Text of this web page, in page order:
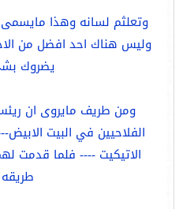
وتعلثم لسانه وهذا
وليس هناك احد افضل من
يضروك
ومن طريف مايروى ان
الفلاحيين في البيت
الاتيكيت ---- فلما قدمت
طريقه